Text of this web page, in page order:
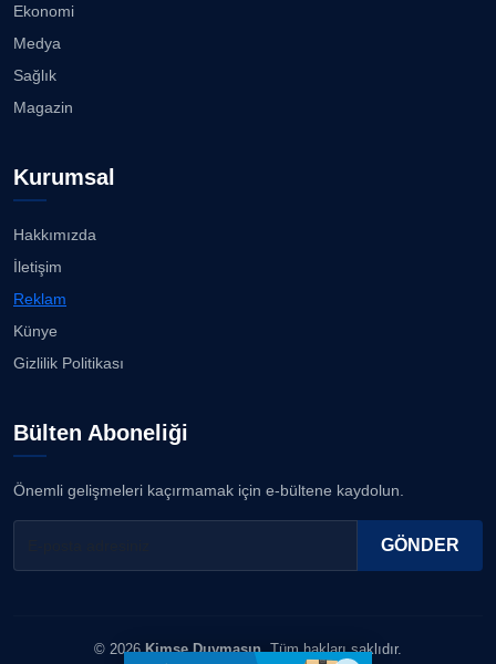
Ekonomi
Medya
Sağlık
Magazin
Kurumsal
Hakkımızda
İletişim
Reklam
Künye
Gizlilik Politikası
Bülten Aboneliği
Önemli gelişmeleri kaçırmamak için e-bültene kaydolun.
GÖNDER
© 2026Kimse Duymasın. Tüm hakları saklıdır.